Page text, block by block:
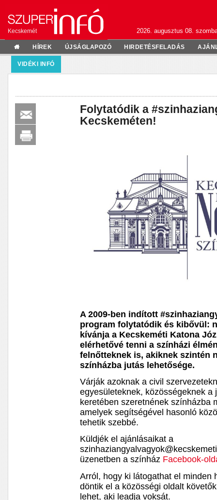
Kecskemét 2026. augusztus 08.
HÍREK ÚJSÁGLAPOZÓ HIRDETÉSFELADÁS
VIDÉKI INFÓ
Folytatódik a
Kecskeméten!
A 2009-ben indított
program folytatódik és kibővül:
kívánja a Kecskeméti Katona
elérhetővé tenni a színházi
felnőtteknek is, akiknek szintén
színházba jutás lehetősége.
Várják azoknak a civil
egyesületeknek, közösségeknek
keretében szeretnének színházba
amelyek segítségével hasonló
tehetik szebbé.
Küldjék el ajánlásaikat a
üzenetben a színház Facebook-
Arról, hogy ki látogathat el minden
döntik el a közösségi oldalt
lehet, aki leadja voksát.